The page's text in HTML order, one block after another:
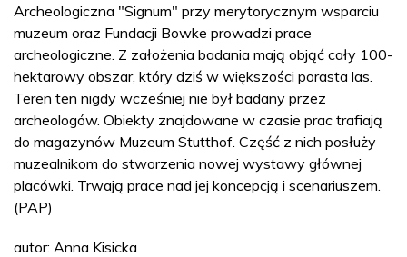
Archeologiczna "Signum" przy merytorycznym wsparciu
muzeum oraz Fundacji Bowke prowadzi prace
archeologiczne. Z założenia badania mają objąć cały 100-
hektarowy obszar, który dziś w większości porasta las.
Teren ten nigdy wcześniej nie był badany przez
archeologów. Obiekty znajdowane w czasie prac trafiają
do magazynów Muzeum Stutthof. Część z nich posłuży
muzealnikom do stworzenia nowej wystawy głównej
placówki. Trwają prace nad jej koncepcją i scenariuszem.
(PAP)
autor: Anna Kisicka